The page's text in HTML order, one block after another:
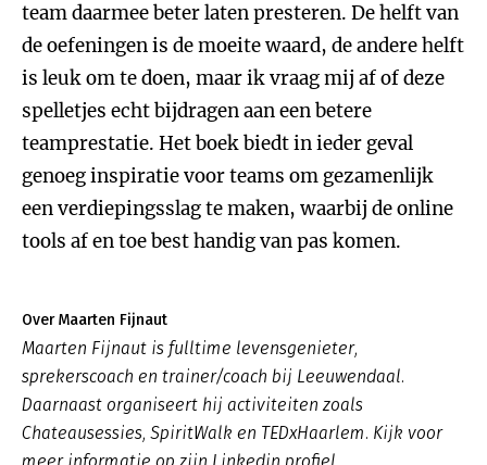
team daarmee beter laten presteren. De helft van
de oefeningen is de moeite waard, de andere helft
is leuk om te doen, maar ik vraag mij af of deze
spelletjes echt bijdragen aan een betere
teamprestatie. Het boek biedt in ieder geval
genoeg inspiratie voor teams om gezamenlijk
een verdiepingsslag te maken, waarbij de online
tools af en toe best handig van pas komen.
Over Maarten Fijnaut
Maarten Fijnaut is fulltime levensgenieter,
sprekerscoach en trainer/coach bij Leeuwendaal.
Daarnaast organiseert hij activiteiten zoals
Chateausessies, SpiritWalk en TEDxHaarlem. Kijk voor